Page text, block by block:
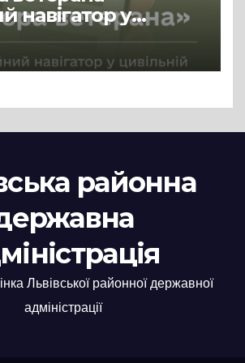
навігатор у
професії
районна
Львівської районної державної
адміністрації